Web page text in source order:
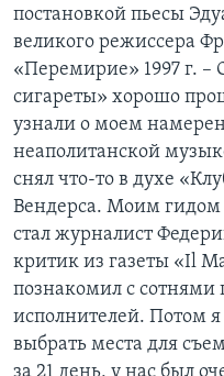
постановкой пьесы
великого режиссера
«Перемирие» 1997 г.
сигареты» хорошо
узнали о моем
неаполитанской
снял что-то в духе
Вендерса. Моим гидом
стал журналист
критик из газеты «Il
познакомил с
исполнителей. Потом
выбрать места для